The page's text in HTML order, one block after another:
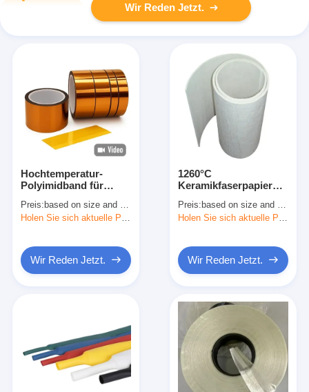
Wir Reden Jetzt.
Hochtemperatur-
Polyimidband für
Preis: based on size and quantity
Holen Sie sich aktuelle Preis
Wir Reden Jetzt.
1260°C
Keramikfaserpapier
Hochtemperaturdämmstoff
Preis: based on size and quantity
Holen Sie sich aktuelle Preis
Wir Reden Jetzt.